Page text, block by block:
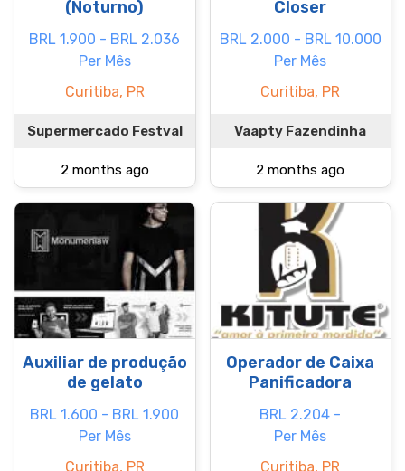
(Noturno)
BRL 1.900 - BRL 2.036
Per Mês
Curitiba, PR
Supermercado Festval
2 months ago
Closer
BRL 2.000 - BRL 10.000
Per Mês
Curitiba, PR
Vaapty Fazendinha
2 months ago
Auxiliar de produção
de gelato
BRL 1.600 - BRL 1.900
Per Mês
Curitiba, PR
Operador de Caixa
Panificadora
BRL 2.204 -
Per Mês
Curitiba, PR